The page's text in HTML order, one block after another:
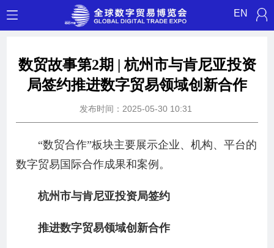
EN
数贸故事第2期 | 杭州市与肯尼亚投资
局签约推进数字贸易领域创新合作
发布时间：2025-05-30 10:31
“数贸合作”板块主要展示企业、机构、平台的
数字贸易国际合作成果和案例。
杭州市与肯尼亚投资局签约
推进数字贸易领域创新合作